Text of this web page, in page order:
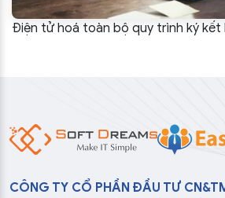
Điện tử hoá toàn bộ quy trình ký kết
CÔNG TY CỔ PHẦN ĐẦU TƯ